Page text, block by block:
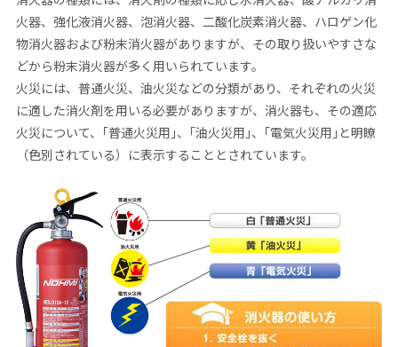
火器、強化液消火器、泡消火器、二酸化炭素消火器、ハロゲン化
物消火器および粉末消火器がありますが、その取り扱いやすさな
どから粉末消火器が多く用いられています。
火災には、普通火災、油火災などの分類があり、それぞれの火災
に適した消火剤を用いる必要がありますが、消火器も、その適応
火災について、｢普通火災用｣、｢油火災用｣、｢電気火災用｣と明瞭
（色別されている）に表示することとされています。